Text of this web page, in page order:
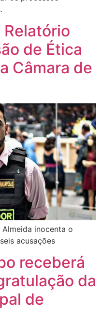
Relatório
de Ética
Câmara de
inocenta o
acusações
receberá
da
de